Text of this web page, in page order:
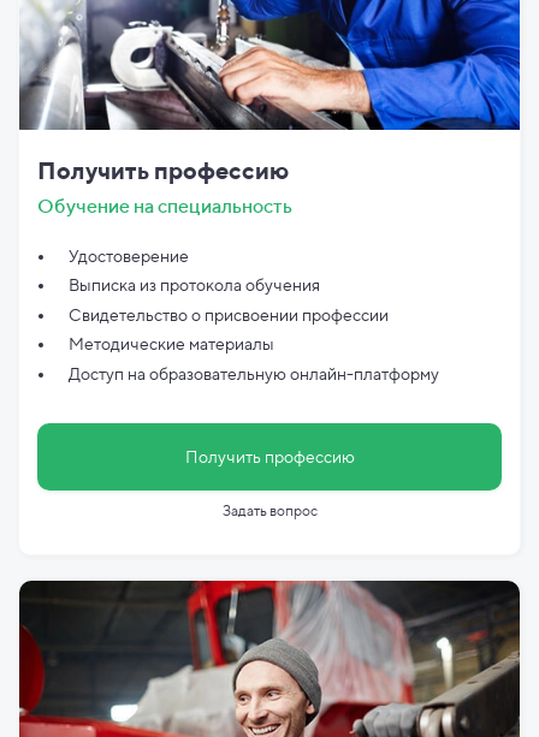
Получить профессию
Обучение на специальность
Удостоверение
Выписка из протокола обучения
Свидетельство о присвоении профессии
Методические материалы
Доступ на образовательную онлайн-платформу
Получить профессию
Задать вопрос